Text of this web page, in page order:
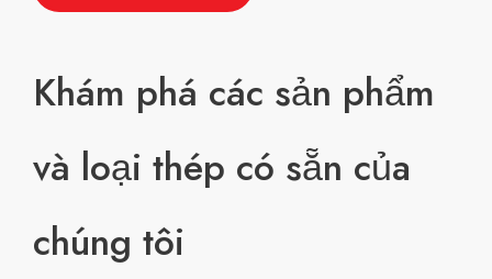
Khám phá các sản phẩm
và loại thép có sẵn của
chúng tôi